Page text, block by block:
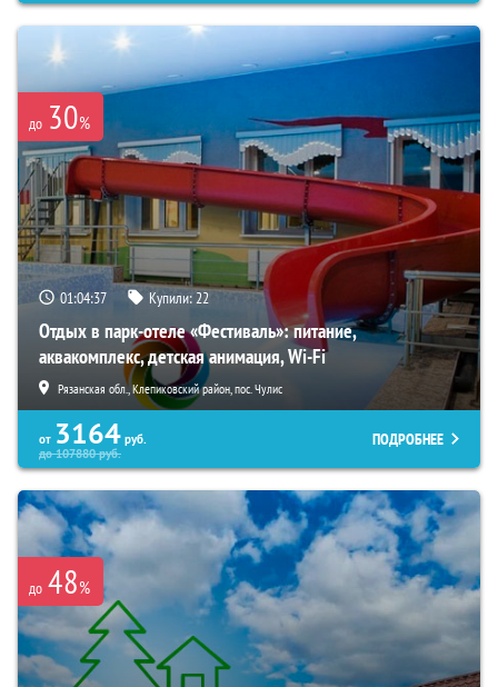
до 30%
01:04:35 Купили:22
Отдых в парк-отеле «Фестиваль»: питание,
аквакомплекс, детская анимация, Wi-Fi
Рязанская обл., Клепиковский район, пос. Чулис
от 3164 руб.
до107880руб.
ПОДРОБНЕЕ
до 48%